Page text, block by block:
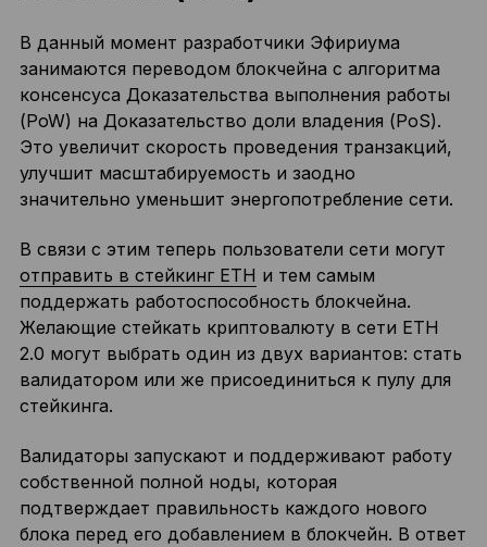
В данный момент разработчики Эфириума
занимаются переводом блокчейна с алгоритма
консенсуса Доказательства выполнения работы
(PoW) на Доказательство доли владения (PoS).
Это увеличит скорость проведения транзакций,
улучшит масштабируемость и заодно
значительно уменьшит энергопотребление сети.
В связи с этим теперь пользователи сети могут
отправить в стейкинг ETH и тем самым
поддержать работоспособность блокчейна.
Желающие стейкать криптовалюту в сети ETH
2.0 могут выбрать один из двух вариантов: стать
валидатором или же присоединиться к пулу для
стейкинга.
Валидаторы запускают и поддерживают работу
собственной полной ноды, которая
подтверждает правильность каждого нового
блока перед его добавлением в блокчейн. В ответ